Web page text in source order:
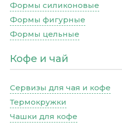
Формы силиконовые
Формы фигурные
Формы цельные
Кофе и чай
Сервизы для чая и кофе
Термокружки
Чашки для кофе